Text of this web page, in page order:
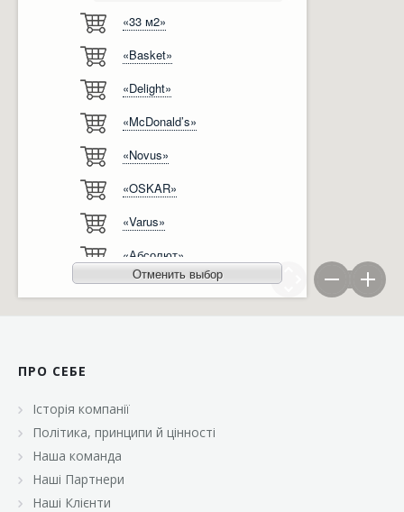
Ліцензії, сертифікати, дипломи
Автоматизація
Модернізація
«33 м2»
«Basket»
«Delight»
«McDonald’s»
«Novus»
«OSKAR»
«Varus»
«Абсолют»
«Агро-Овен»
«Велмарт»
Отменить выбор
ПРО СЕБЕ
Історія компанії
Політика, принципи й цінності
Наша команда
Наші Партнери
Наші Клієнти